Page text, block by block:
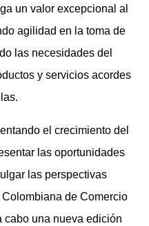
un valor excepcional al
agilidad en la toma de
las necesidades del
y servicios acordes
el crecimiento del
las oportunidades
las perspectivas
de Comercio
cabo una nueva edición